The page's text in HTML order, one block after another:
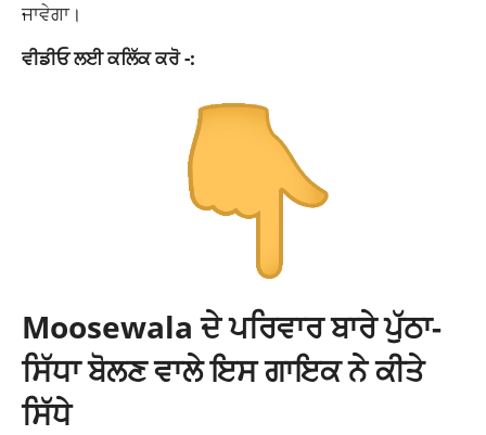
ਜਾਵੇਗਾ।
ਵੀਡੀਓ ਲਈ ਕਲਿੱਕ ਕਰੋ -:
Moosewala ਦੇ ਪਰਿਵਾਰ ਬਾਰੇ ਪੁੱਠਾ-
ਸਿੱਧਾ ਬੋਲਣ ਵਾਲੇ ਇਸ ਗਾਇਕ ਨੇ ਕੀਤੇ
ਸਿੱਧੇ